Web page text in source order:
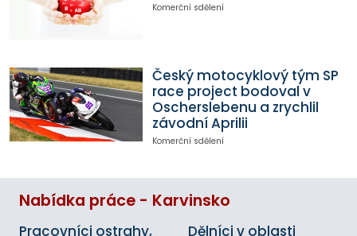
Komerční sdělení
Český motocyklový tým SP
race project bodoval v
Oscherslebenu a zrychlil
závodní Aprilii
Komerční sdělení
Nabídka práce - Karvinsko
Pracovníci ostrahy,
Dělníci v oblasti